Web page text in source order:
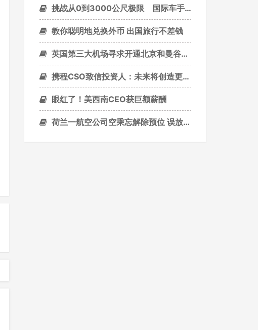
挑战从0到3000公尺极限 国际车手周末决战武岭
教你聪明地兑换外币 出国旅行不差钱
英国第三大机场寻求开通北京和曼谷直飞航班
携程CSO致信投资人：未来将创造更大价值
眼红了！美西南CEO获巨额薪酬
荷兰一航空公司空乘忘解除预位 误放787滑梯